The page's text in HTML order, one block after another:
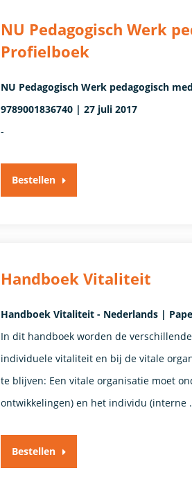
NU Pedagogisch Werk
Profielboek
NU Pedagogisch Werk pedagogisch
9789001836740 | 27 juli 2017
-
Bestellen
Handboek Vitaliteit
Handboek Vitaliteit - Nederlands |
In dit handboek worden de
individuele vitaliteit en bij de vitale
te blijven: Een vitale organisatie moet
ontwikkelingen) en het individu (interne
Bestellen